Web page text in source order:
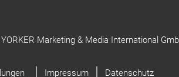
Marketing & Media International
Impressum Datenschutz